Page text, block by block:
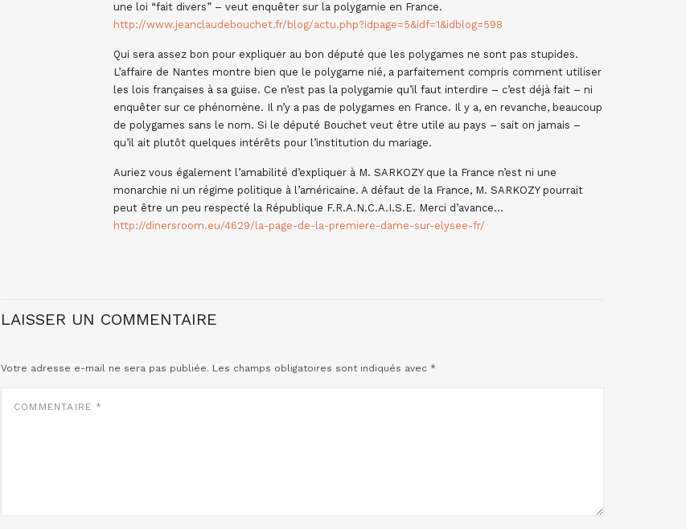
une loi “fait divers” – veut enquêter sur la polygamie en France.
http://www.jeanclaudebouchet.fr/blog/actu.php?idpage=5&idf=1&idblog=598
Qui sera assez bon pour expliquer au bon député que les polygames ne sont pas stupides.
L’affaire de Nantes montre bien que le polygame nié, a parfaitement compris comment utiliser
les lois françaises à sa guise. Ce n’est pas la polygamie qu’il faut interdire – c’est déjà fait – ni
enquêter sur ce phénomène. Il n’y a pas de polygames en France. Il y a, en revanche, beaucoup
de polygames sans le nom. Si le député Bouchet veut être utile au pays – sait on jamais –
qu’il ait plutôt quelques intérêts pour l’institution du mariage.
Auriez vous également l’amabilité d’expliquer à M. SARKOZY que la France n’est ni une
monarchie ni un régime politique à l’américaine. A défaut de la France, M. SARKOZY pourrait
peut être un peu respecté la République F.R.A.N.C.A.I.S.E. Merci d’avance…
http://dinersroom.eu/4629/la-page-de-la-premiere-dame-sur-elysee-fr/
LAISSER UN COMMENTAIRE
Votre adresse e-mail ne sera pas publiée. Les champs obligatoires sont indiqués avec *